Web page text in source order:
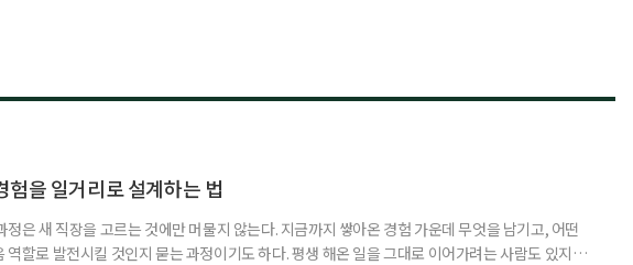
험을 일거리로 설계하는 법
정은 새 직장을 고르는 것에만 머물지 않는다. 지금까지 쌓아온 경험 가운데 무엇을 남기고, 어떤
역할로 발전시킬 것인지 묻는 과정이기도 하다. 평생 해온 일을 그대로 이어가려는 사람도 있지만,